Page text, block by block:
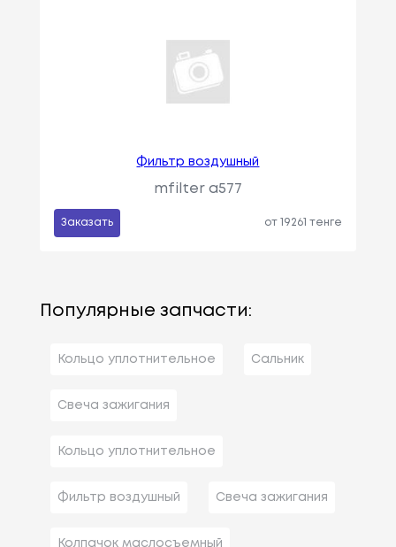
Фильтр воздушный
mfilter a577
Заказать от 19261 тенге
Популярные запчасти:
Кольцо уплотнительное Сальник
Свеча зажигания
Кольцо уплотнительное
Фильтр воздушный Свеча зажигания
Колпачок маслосъемный